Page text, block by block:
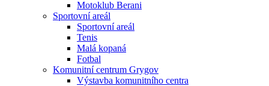
Motoklub Berani
Sportovní areál
Sportovní areál
Tenis
Malá kopaná
Fotbal
Komunitní centrum Grygov
Výstavba komunitního centra